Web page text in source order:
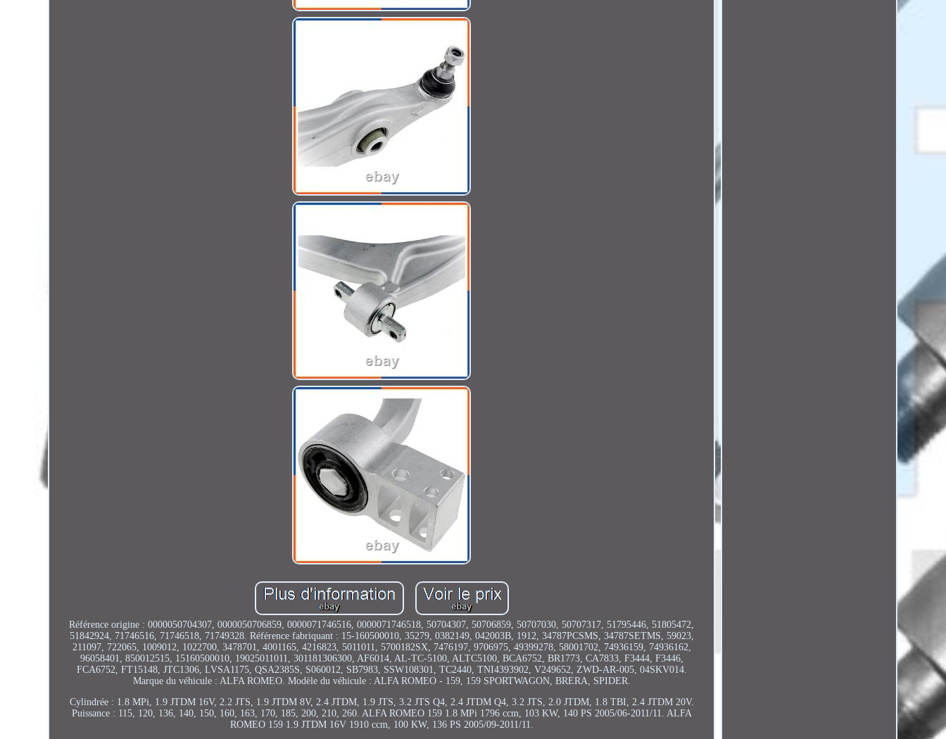
Référence origine : 0000050704307, 0000050706859, 0000071746516, 0000071746518, 50704307, 50706859, 50707030, 50707317, 51795446, 51805472,
51842924, 71746516, 71746518, 71749328. Référence fabriquant : 15-160500010, 35279, 0382149, 042003B, 1912, 34787PCSMS, 34787SETMS, 59023,
211097, 722065, 1009012, 1022700, 3478701, 4001165, 4216823, 5011011, 5700182SX, 7476197, 9706975, 49399278, 58001702, 74936159, 74936162,
96058401, 850012515, 15160500010, 19025011011, 301181306300, AF6014, AL-TC-5100, ALTC5100, BCA6752, BR1773, CA7833, F3444, F3446,
FCA6752, FT15148, JTC1306, LVSA1175, QSA2385S, S060012, SB7983, SSW108301, TC2440, TNI4393902, V249652, ZWD-AR-005, 04SKV014.
Marque du véhicule : ALFA ROMEO. Modèle du véhicule : ALFA ROMEO - 159, 159 SPORTWAGON, BRERA, SPIDER.
Cylindrée : 1.8 MPi, 1.9 JTDM 16V, 2.2 JTS, 1.9 JTDM 8V, 2.4 JTDM, 1.9 JTS, 3.2 JTS Q4, 2.4 JTDM Q4, 3.2 JTS, 2.0 JTDM, 1.8 TBI, 2.4 JTDM 20V.
Puissance : 115, 120, 136, 140, 150, 160, 163, 170, 185, 200, 210, 260. ALFA ROMEO 159 1.8 MPi 1796 ccm, 103 KW, 140 PS 2005/06-2011/11. ALFA
ROMEO 159 1.9 JTDM 16V 1910 ccm, 100 KW, 136 PS 2005/09-2011/11.